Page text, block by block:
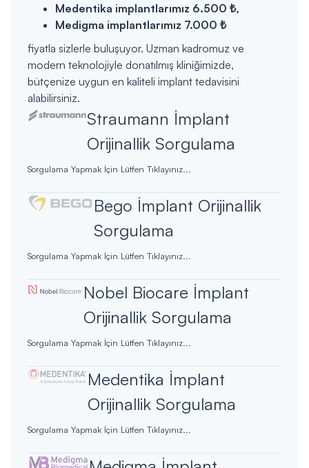
Medentika implantlarımız 6.500 ₺,
Medigma implantlarımız 7.000 ₺
fiyatla sizlerle buluşuyor. Uzman kadromuz ve
modern teknolojiyle donatılmış kliniğimizde,
bütçenize uygun en kaliteli implant tedavisini
alabilirsiniz.
Straumann İmplant
Orijinallik Sorgulama
Sorgulama Yapmak İçin Lütfen Tıklayınız...
Bego İmplant Orijinallik
Sorgulama
Sorgulama Yapmak İçin Lütfen Tıklayınız...
Nobel Biocare İmplant
Orijinallik Sorgulama
Sorgulama Yapmak İçin Lütfen Tıklayınız...
Medentika İmplant
Orijinallik Sorgulama
Sorgulama Yapmak İçin Lütfen Tıklayınız...